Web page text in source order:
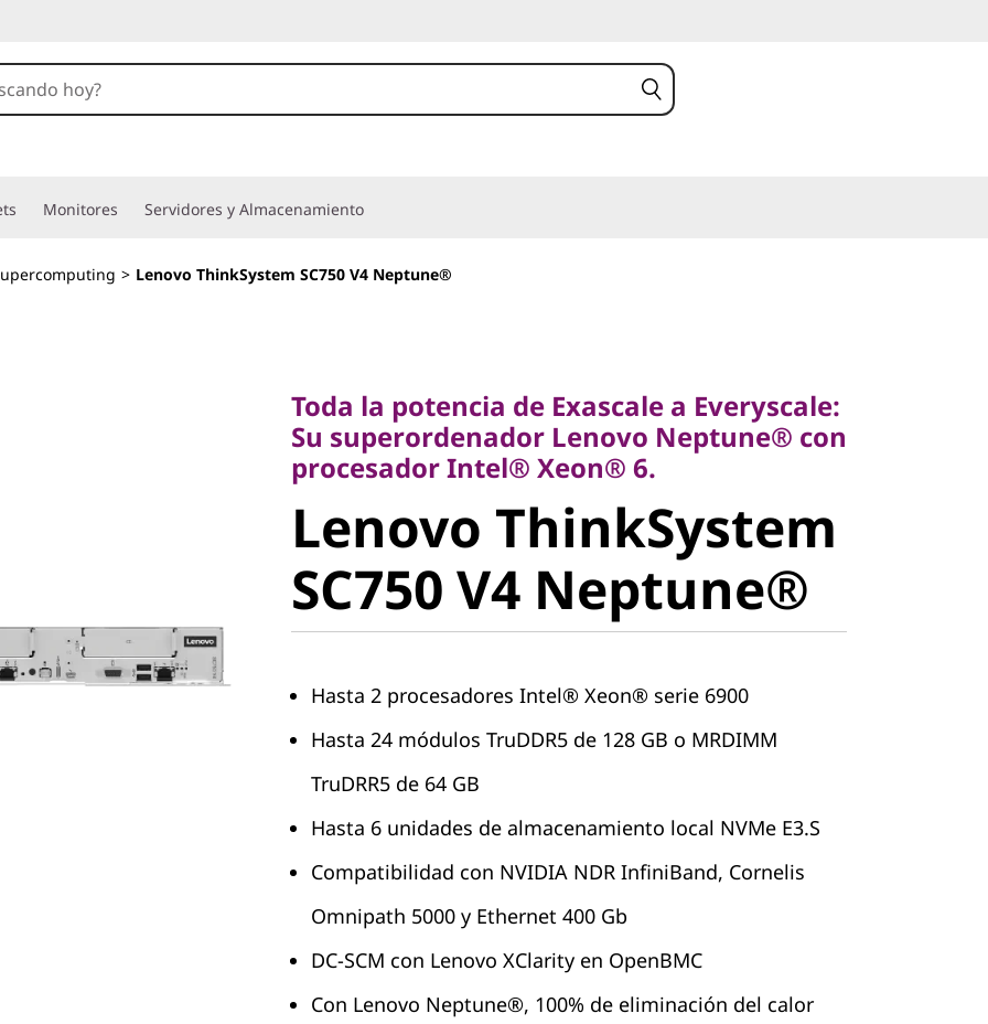
Monitores Servidores y Almacenamiento
> Lenovo ThinkSystem SC750 V4 Neptune®
procesador Intel® Xeon® 6.
Lenovo
ThinkSystem SC750
V4 Neptune®
Toda la potencia de Exascale a Everyscale:
Su superordenador Lenovo Neptune® con
procesador Intel® Xeon® 6.
Lenovo ThinkSystem
SC750 V4 Neptune®
Hasta 2 procesadores Intel® Xeon® serie 6900
Hasta 24 módulos TruDDR5 de 128 GB o MRDIMM
TruDRR5 de 64 GB
Hasta 6 unidades de almacenamiento local NVMe E3.S
Compatibilidad con NVIDIA NDR InfiniBand, Cornelis
Omnipath 5000 y Ethernet 400 Gb
DC-SCM con Lenovo XClarity en OpenBMC
Con Lenovo Neptune®, 100% de eliminación del calor